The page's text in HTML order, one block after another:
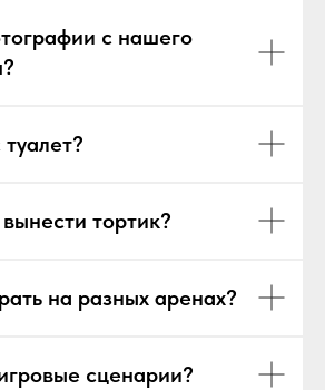
с нашего
тортик?
на разных аренах?
сценарии?